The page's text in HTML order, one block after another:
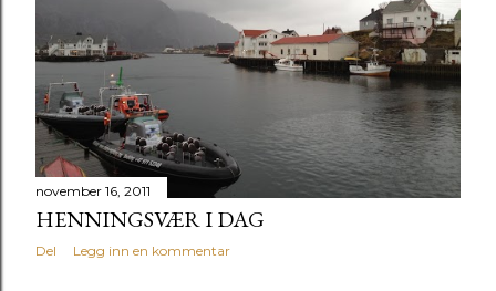
november 16, 2011
HENNINGSVÆR I DAG
Del Legg inn en kommentar